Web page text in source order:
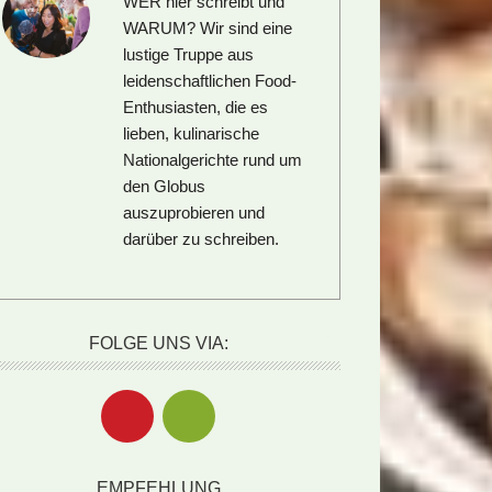
WARUM?Wir sind eine
lustige Truppe aus
leidenschaftlichen Food-
Enthusiasten, die es
lieben, kulinarische
Nationalgerichte rund um
den Globus
auszuprobieren und
darüber zu schreiben.
FOLGE UNS VIA:
EMPFEHLUNG